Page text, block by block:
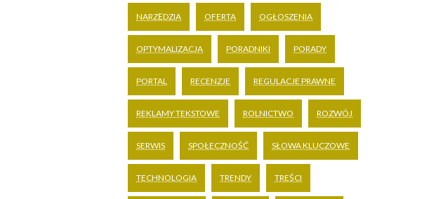
NARZĘDZIA OFERTA OGŁOSZENIA
OPTYMALIZACJA PORADNIKI PORADY
PORTAL RECENZJE REGULACJE PRAWNE
REKLAMY TEKSTOWE ROLNICTWO ROZWÓJ
SERWIS SPOŁECZNOŚĆ SŁOWA KLUCZOWE
TECHNOLOGIA TRENDY TREŚCI